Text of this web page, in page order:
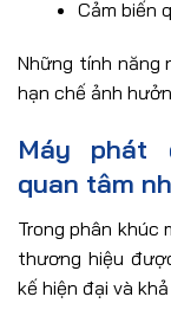
Cảm biến
Những tính năng
hạn chế ảnh
Máy phát
quan tâm
Trong phân khúc
thương hiệu
kế hiện đại và